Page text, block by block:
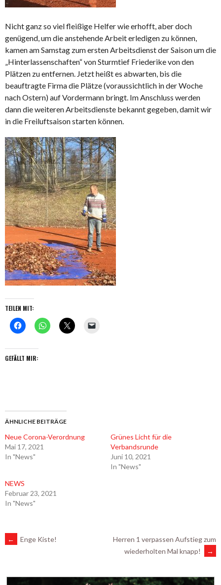
Nicht ganz so viel fleißige Helfer wie erhofft, aber doch
genügend, um die anstehende Arbeit erledigen zu können,
kamen am Samstag zum ersten Arbeitsdienst der Saison um die
„Hinterlassenschaften“ von Sturmtief Friederike von den
Plätzen zu entfernen. Jetzt heißt es abwarten, bis die
beauftragte Firma die Plätze (voraussichtlich in der Woche
nach Ostern) auf Vordermann bringt. Im Anschluss werden
dann die weiteren Arbeitsdienste bekannt gegeben, damit wir
in die Freiluftsaison starten können.
TEILEN MIT:
GEFÄLLT MIR:
ÄHNLICHE BEITRÄGE
Neue Corona-Verordnung
Mai 17, 2021
In "News"
Grünes Licht für die
Verbandsrunde
Juni 10, 2021
In "News"
NEWS
Februar 23, 2021
In "News"
ARTIKEL-
NAVIGATION
← Enge Kiste!
Herren 1 verpassen Aufstieg zum
wiederholten Mal knapp!
→